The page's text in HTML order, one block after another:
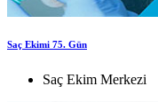
Saç Ekimi 75. Gün
Saç Ekim Merkezi